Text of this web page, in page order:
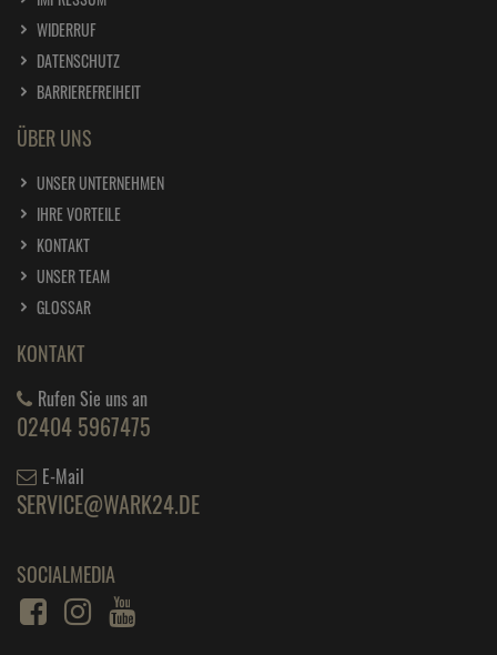
WIDERRUF
DATENSCHUTZ
BARRIEREFREIHEIT
ÜBER UNS
UNSER UNTERNEHMEN
IHRE VORTEILE
KONTAKT
UNSER TEAM
GLOSSAR
KONTAKT
Rufen Sie uns an
02404 5967475
E-Mail
SERVICE@WARK24.DE
SOCIALMEDIA